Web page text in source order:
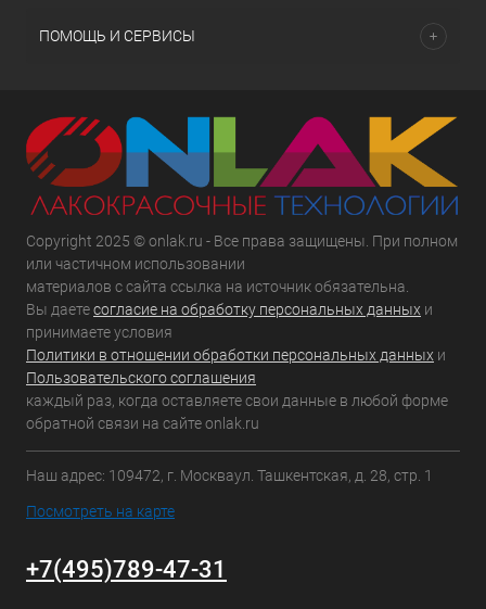
ПОМОЩЬ И СЕРВИСЫ
Copyright 2025 © onlak.ru - Все права защищены. При полном
или частичном использовании
материалов с сайта ссылка на источник обязательна.
Вы даетесогласие на обработку персональных данных и
принимаете условия
Политики в отношении обработки персональных данных и
Пользовательского соглашения
каждый раз, когда оставляете свои данные в любой форме
обратной связи на сайте onlak.ru
Наш адрес: 109472, г. Москваул. Ташкентская, д. 28, стр. 1
Посмотреть на карте
+7(495)789-47-31